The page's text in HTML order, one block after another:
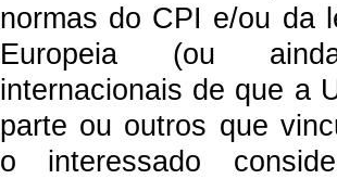
normas do CPI e/ou da
Europeia (ou
internacionais de que a
parte ou outros que
o interessado